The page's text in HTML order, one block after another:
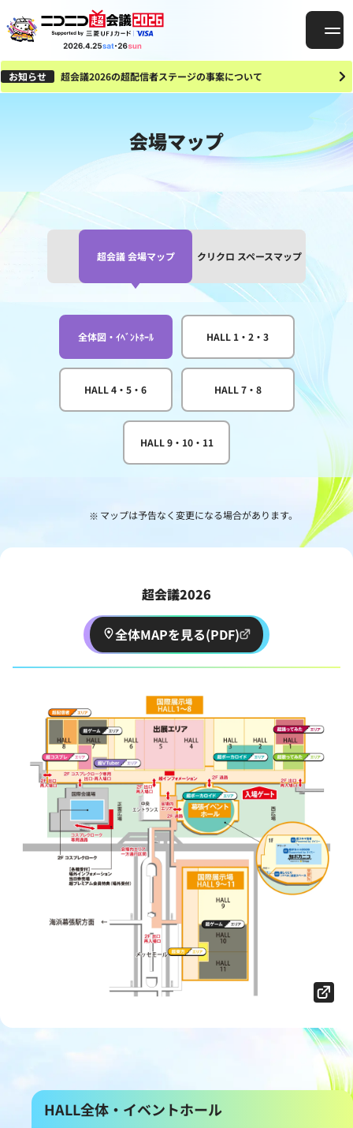
お知らせ 超会議2026の超配信者ステージの事案について
会場マップ
超会議 会場マップ クリクロ スペースマップ
全体図・ｲﾍﾞﾝﾄﾎｰﾙ HALL 1・2・3
HALL 4・5・6 HALL 7・8
HALL 9・10・11
※ マップは予告なく変更になる場合があります。
超会議2026
全体MAPを見る(PDF)
HALL全体・イベントホール